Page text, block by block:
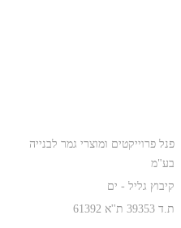
פנל פרוייקטים ומוצרי גמר לבנייה
בע"מ
קיבוץ גליל - ים
ת.ד 39353 ת''א 61392